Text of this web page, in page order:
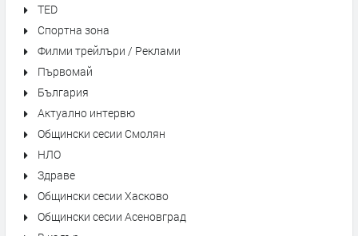
TED
Спортна зона
Филми трейлъри / Реклами
Първомай
България
Актуално интервю
Общински сесии Смолян
НЛО
Здраве
Общински сесии Хасково
Общински сесии Асеновград